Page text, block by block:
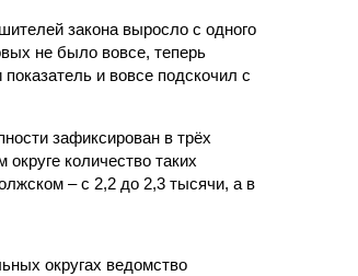
закона выросло с одного
не было вовсе, теперь
и вовсе подскочил с
зафиксирован в трёх
количество таких
– с 2,2 до 2,3 тысячи, а в
округах ведомство